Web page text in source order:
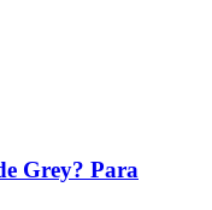
Grey? Para